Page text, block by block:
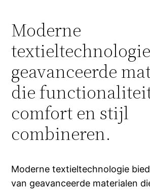
Moderne
geavanceerde
die
comfort en stijl
combineren.
Moderne textieltechnologie
van geavanceerde materialen